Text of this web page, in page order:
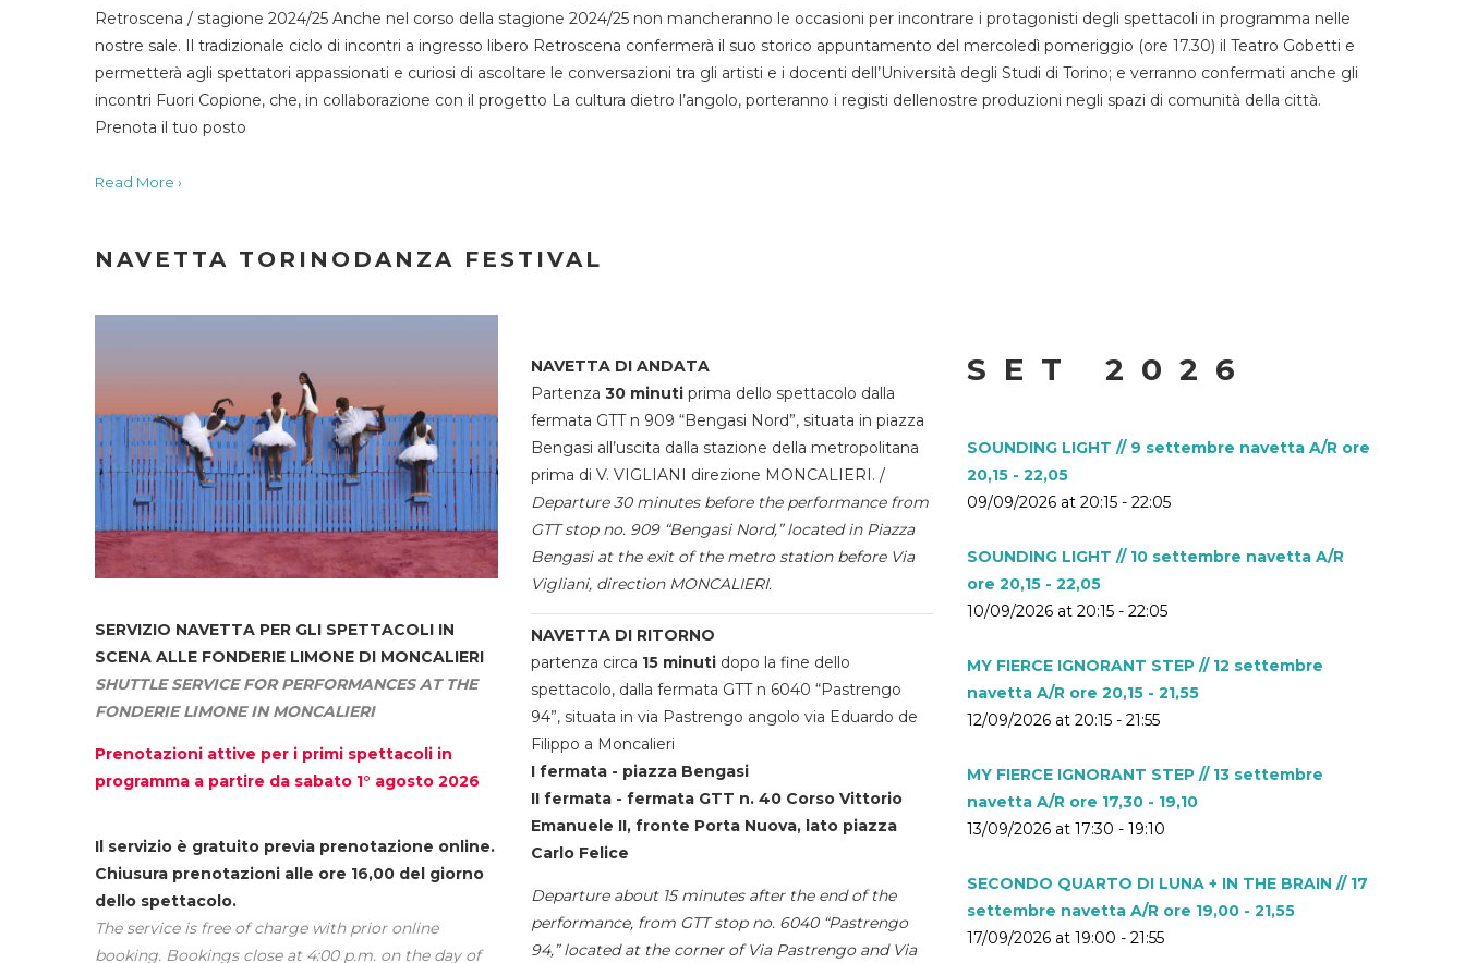
Retroscena / stagione 2024/25 Anche nel corso della stagione 2024/25 non mancheranno le occasioni per incontrare i protagonisti degli spettacoli in programma nelle
nostre sale. Il tradizionale ciclo di incontri a ingresso libero Retroscena confermerà il suo storico appuntamento del mercoledì pomeriggio (ore 17.30) il Teatro Gobetti e
permetterà agli spettatori appassionati e curiosi di ascoltare le conversazioni tra gli artisti e i docenti dell’Università degli Studi di Torino; e verranno confermati anche gli
incontri Fuori Copione, che, in collaborazione con il progetto La cultura dietro l’angolo, porteranno i registi dellenostre produzioni negli spazi di comunità della città.
Prenota il tuo posto
Read More ›
NAVETTA TORINODANZA FESTIVAL
SERVIZIO NAVETTA PER GLI SPETTACOLI IN
SCENA ALLE FONDERIE LIMONE DI MONCALIERI
SHUTTLE SERVICE FOR PERFORMANCES AT THE
FONDERIE LIMONE IN MONCALIERI
Prenotazioni attive per i primi spettacoli in
programma a partire da sabato 1° agosto 2026
Il servizio è gratuito previa prenotazione online.
Chiusura prenotazioni alle ore 16,00 del giorno
dello spettacolo.
The service is free of charge with prior online
booking. Bookings close at 4:00 p.m. on the day of
NAVETTA DI ANDATA
Partenza 30 minuti prima dello spettacolo dalla
fermata GTT n 909 “Bengasi Nord”, situata in piazza
Bengasi all’uscita dalla stazione della metropolitana
prima di V. VIGLIANI direzione MONCALIERI. /
Departure 30 minutes before the performance from
GTT stop no. 909 “Bengasi Nord,” located in Piazza
Bengasi at the exit of the metro station before Via
Vigliani, direction MONCALIERI.
NAVETTA DI RITORNO
partenza circa 15 minuti dopo la fine dello
spettacolo, dalla fermata GTT n 6040 “Pastrengo
94”, situata in via Pastrengo angolo via Eduardo de
Filippo a Moncalieri
I fermata - piazza Bengasi
II fermata - fermata GTT n. 40 Corso Vittorio
Emanuele II, fronte Porta Nuova, lato piazza
Carlo Felice
Departure about 15 minutes after the end of the
performance, from GTT stop no. 6040 “Pastrengo
94,” located at the corner of Via Pastrengo and Via
SET 2026
SOUNDING LIGHT // 9 settembre navetta A/R ore
20,15 - 22,05
09/09/2026 at 20:15 - 22:05
SOUNDING LIGHT // 10 settembre navetta A/R
ore 20,15 - 22,05
10/09/2026 at 20:15 - 22:05
MY FIERCE IGNORANT STEP // 12 settembre
navetta A/R ore 20,15 - 21,55
12/09/2026 at 20:15 - 21:55
MY FIERCE IGNORANT STEP // 13 settembre
navetta A/R ore 17,30 - 19,10
13/09/2026 at 17:30 - 19:10
SECONDO QUARTO DI LUNA + IN THE BRAIN // 17
settembre navetta A/R ore 19,00 - 21,55
17/09/2026 at 19:00 - 21:55